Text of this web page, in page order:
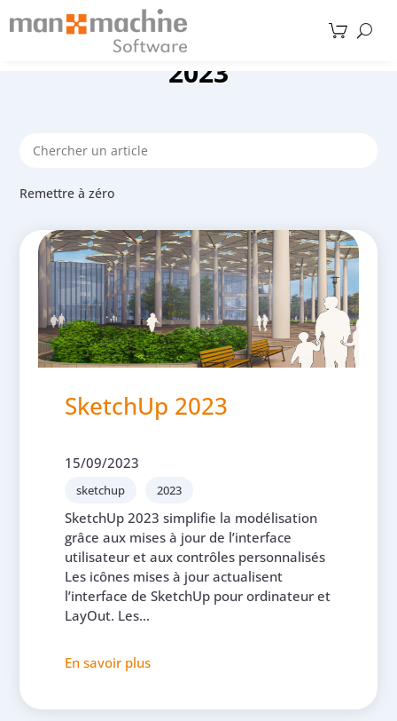
2023
Remettre à zéro
SketchUp 2023
15/09/2023
sketchup 2023
SketchUp 2023 simplifie la modélisation
grâce aux mises à jour de l’interface
utilisateur et aux contrôles personnalisés
Les icônes mises à jour actualisent
l’interface de SketchUp pour ordinateur et
LayOut. Les...
En savoir plus